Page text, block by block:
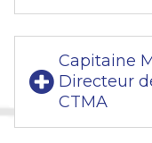
Capitaine
Directeur
CTMA